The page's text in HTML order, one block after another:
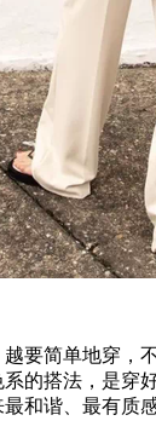
简单地穿，不
的搭法，是穿
和谐、最有质